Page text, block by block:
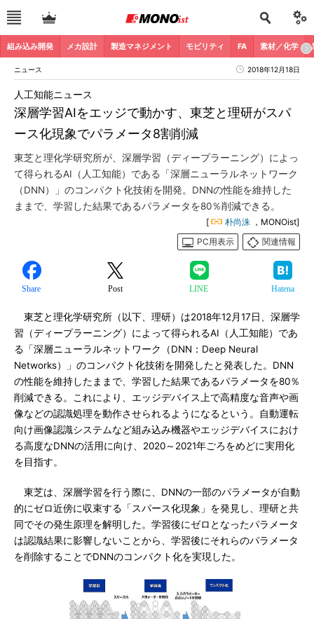
組み込み開発 メカ設計 製造マネジメント モビリティ FA 素材／化学
ニュース 2018年12月18日
深層学習AIをエッジで動かす、東芝と理研がスパ
ース化現象でパラメータ8割削減
人工知能ニュース
東芝と理化学研究所が、深層学習（ディープラーニング）によっ
て得られるAI（人工知能）である「深層ニューラルネットワーク
（DNN）」のコンパクト化技術を開発。DNNの性能を維持した
ままで、学習した結果であるパラメータを80％削減できる。
[ 朴尚洙 ，MONOist]
PC用表示
関連情報
Share Post LINE Hatena
東芝と理化学研究所（以下、理研）は2018年12月17日、深層学
習（ディープラーニング）によって得られるAI（人工知能）であ
る「深層ニューラルネットワーク（DNN：Deep Neural
Networks）」のコンパクト化技術を開発したと発表した。DNN
の性能を維持したままで、学習した結果であるパラメータを80％
削減できる。これにより、エッジデバイス上で高精度な音声や画
像などの認識処理を動作させられるようになるという。自動運転
向け画像認識システムなど組み込み機器やエッジデバイスにおけ
る高度なDNNの活用に向け、2020～2021年ごろをめどに実用化
を目指す。
東芝は、深層学習を行う際に、DNNの一部のパラメータが自動
的にゼロ近傍に収束する「スパース化現象」を発見し、理研と共
同でその発生原理を解明した。学習後にゼロとなったパラメータ
は認識結果に影響しないことから、学習後にそれらのパラメータ
を削除することでDNNのコンパクト化を実現した。